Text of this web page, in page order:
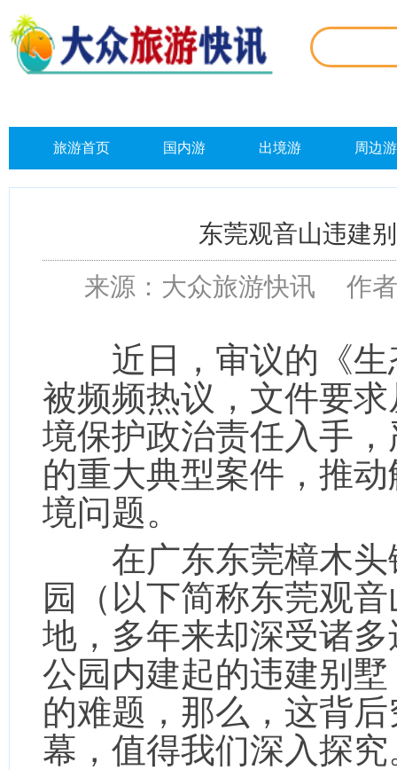
旅游首页 国内游 出境游 周边游
东莞观音山违建
来源：大众旅游快讯 作
近日，审议的《生
被频频热议，文件要
境保护政治责任入手
的重大典型案件，推
境问题。
在广东东莞樟木头
园（以下简称东莞观
地，多年来却深受诸
公园内建起的违建别
的难题，那么，这背
幕，值得我们深入探究